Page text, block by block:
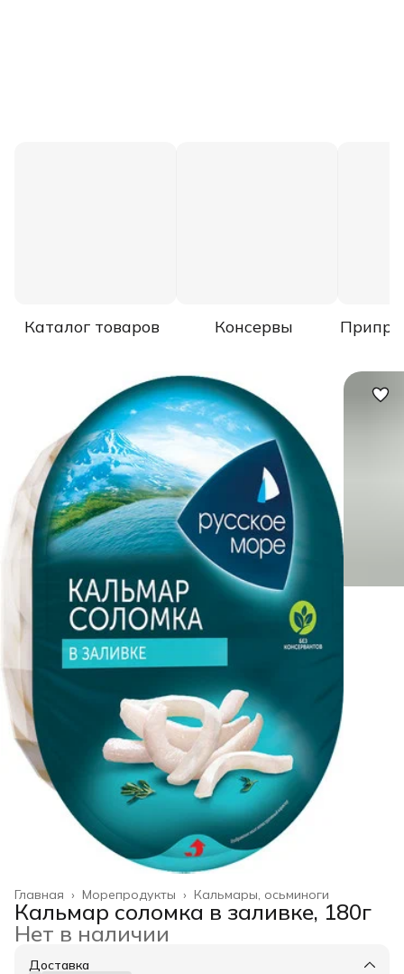
Каталог товаров Консервы
Кальмары, осьминоги
Морепродукты ›
Главная ›
Кальмар соломка в заливке, 180г
Нет в наличии
Доставка